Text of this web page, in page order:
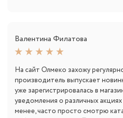
Валентина Филатова
На сайт Олмеко захожу
производитель выпускает
уже зарегистрировалась в
уведомления о различных
менее, часто просто смотрю